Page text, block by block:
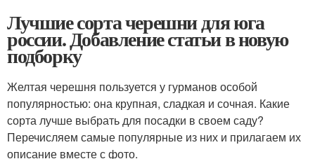
Лучшие сорта черешни для юга
россии. Добавление статьи в новую
подборку
Желтая черешня пользуется у гурманов особой
популярностью: она крупная, сладкая и сочная. Какие
сорта лучше выбрать для посадки в своем саду?
Перечисляем самые популярные из них и прилагаем их
описание вместе с фото.